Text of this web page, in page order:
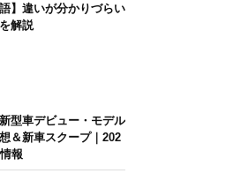
語】違いが分かりづらい
解説
新型車デビュー・モデル
＆新車スクープ｜202
報